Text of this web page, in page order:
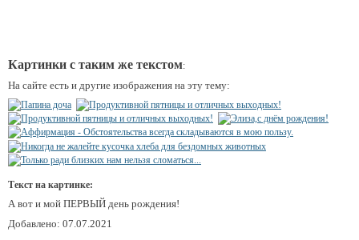
Картинки с таким же текстом:
На сайте есть и другие изображения на эту тему:
Текст на картинке:
А вот и мой ПЕРВЫЙ день рождения!
Добавлено: 07.07.2021